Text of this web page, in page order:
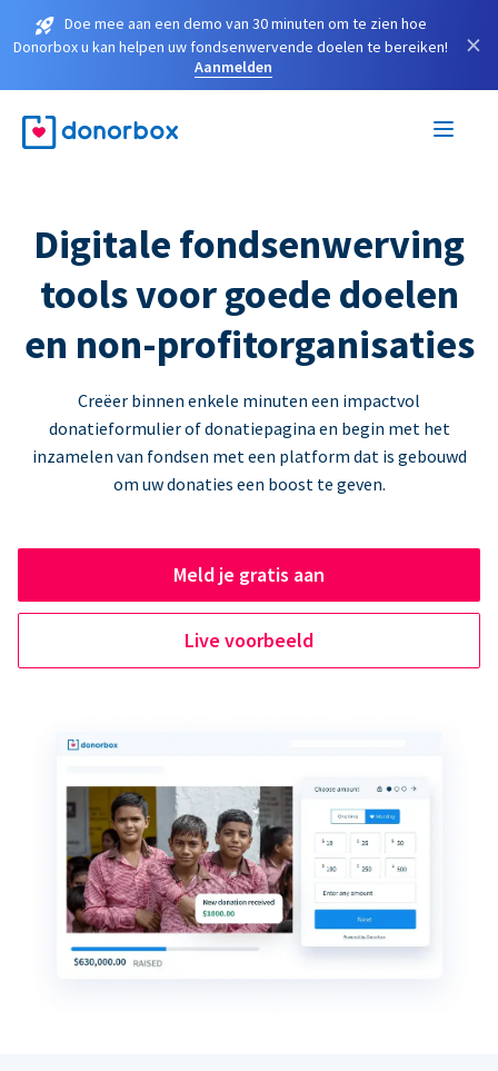
Doe mee aan een demo van 30 minuten om te zien hoe
Donorbox u kan helpen uw fondsenwervende doelen te bereiken!
Aanmelden
×
Digitale fondsenwerving
tools voor goede doelen
en non-profitorganisaties
Creëer binnen enkele minuten een impactvol
donatieformulier of donatiepagina en begin met het
inzamelen van fondsen met een platform dat is gebouwd
om uw donaties een boost te geven.
Meld je gratis aan
Live voorbeeld